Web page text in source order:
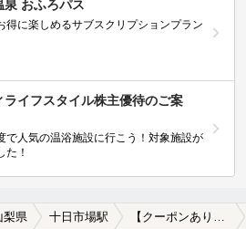
泉 おふろパス
得に楽しめるサブスクリプションプラン
ライフスタイル株主優待のご案
で人気の温浴施設に行こう！対象施設が
た！
梨県 十日市場駅